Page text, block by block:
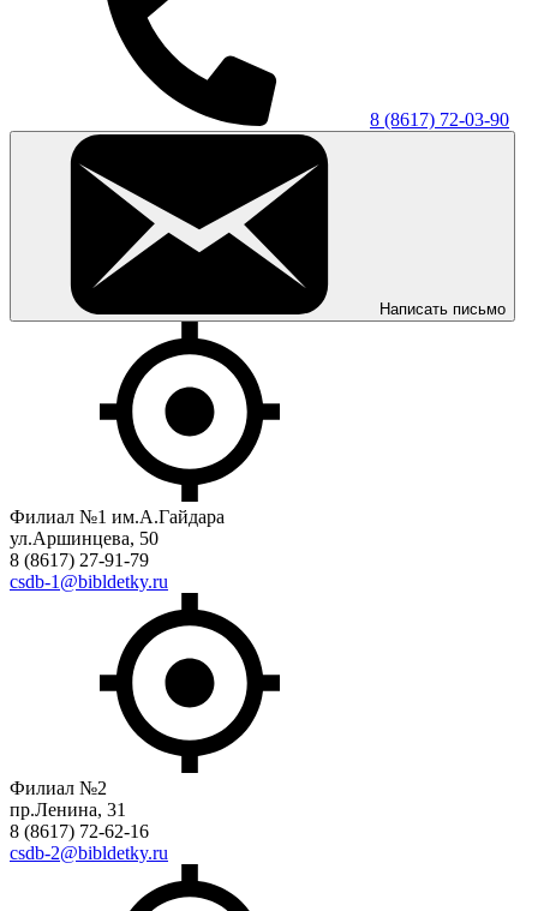
8 (8617) 72-03-90
Написать письмо
Филиал №1 им.А.Гайдара
ул.Аршинцева, 50
8 (8617) 27-91-79
csdb-1@bibldetky.ru
Филиал №2
пр.Ленина, 31
8 (8617) 72-62-16
csdb-2@bibldetky.ru